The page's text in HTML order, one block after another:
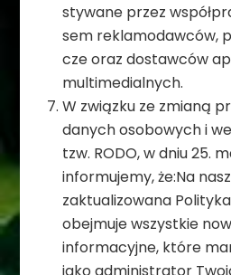
sty­wane przez
sem rekla­mo­daw­ców,
cze oraz dostaw­ców
multimedialnych.
W związku ze zmianą
danych osobowych i
tzw. RODO, w dniu 25.
informujemy, że:Na
zaktualizowana
obejmuje wszystkie
informacyjne, które